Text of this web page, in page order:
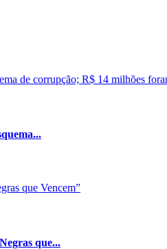
que...